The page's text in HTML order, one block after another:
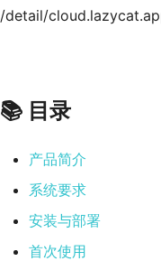
/detail/
📚 目录
产品简介
系统要求
安装与部署
首次使用